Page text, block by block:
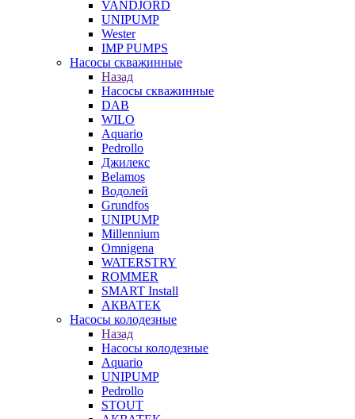
VANDJORD
UNIPUMP
Wester
IMP PUMPS
Насосы скважинные
Назад
Насосы скважинные
DAB
WILO
Aquario
Pedrollo
Джилекс
Belamos
Водолей
Grundfos
UNIPUMP
Millennium
Omnigena
WATERSTRY
ROMMER
SMART Install
АКВАТЕК
Насосы колодезные
Назад
Насосы колодезные
Aquario
UNIPUMP
Pedrollo
STOUT